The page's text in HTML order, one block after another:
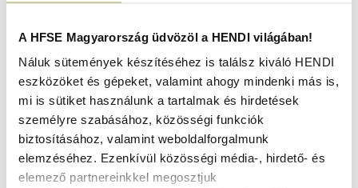
A HFSE Magyarország üdvözöl a HENDI világában!
Náluk sütemények készítéséhez is találsz kiváló HENDI
eszközöket és gépeket, valamint ahogy mindenki más is,
mi is sütiket használunk a tartalmak és hirdetések
személyre szabásához, közösségi funkciók
biztosításához, valamint weboldalforgalmunk
elemzéséhez. Ezenkívül közösségi média-, hirdető- és
elemező partnereinkkel megosztjuk
Füstölő forgács 0.7 kg – Vörösbor - HENDI 199428